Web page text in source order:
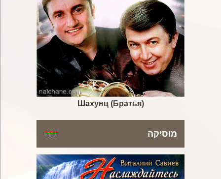
Шахунц (Братья)
מוסיקה